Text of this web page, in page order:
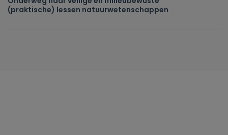
(praktische) lessen natuurwetenschappen